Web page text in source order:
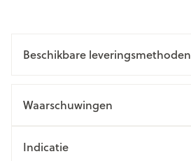
Beschikbare leveringsmethoden
Waarschuwingen
Indicatie